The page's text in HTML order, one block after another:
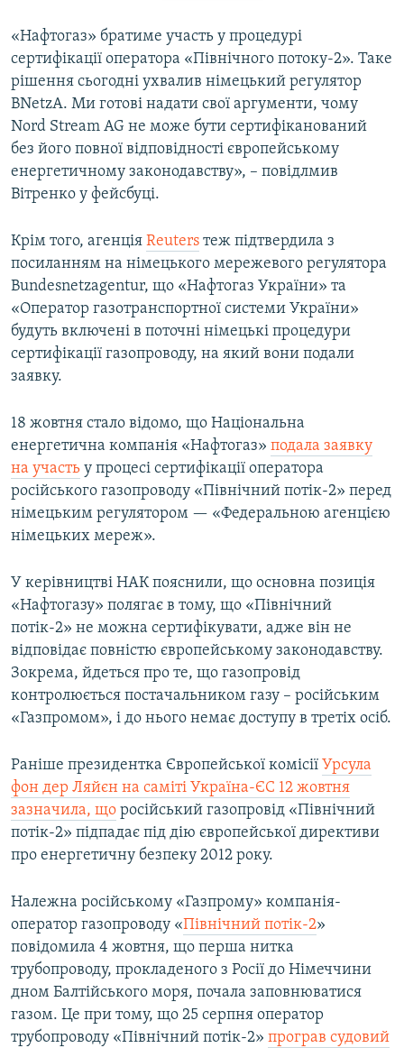
«Нафтогаз» братиме участь у процедурі
сертифікації оператора «Північного потоку-2». Таке
рішення сьогодні ухвалив німецький регулятор
BNetzA. Ми готові надати свої аргументи, чому
Nord Stream AG не може бути сертифіканований
без його повної відповідності європейському
енергетичному законодавству», – повідлмив
Вітренко у фейсбуці.
Крім того, агенція Reuters теж підтвердила з
посиланням на німецького мережевого регулятора
Bundesnetzagentur, що «Нафтогаз України» та
«Оператор газотранспортної системи України»
будуть включені в поточні німецькі процедури
сертифікації газопроводу, на який вони подали
заявку.
18 жовтня стало відомо, що Національна
енергетична компанія «Нафтогаз» подала заявку
на участь у процесі сертифікації оператора
російського газопроводу «Північний потік-2» перед
німецьким регулятором — «Федеральною агенцією
німецьких мереж».
У керівництві НАК пояснили, що основна позиція
«Нафтогазу» полягає в тому, що «Північний
потік-2» не можна сертифікувати, адже він не
відповідає повністю європейському законодавству.
Зокрема, йдеться про те, що газопровід
контролюється постачальником газу – російським
«Газпромом», і до нього немає доступу в третіх осіб.
Раніше президентка Європейської комісії Урсула
фон дер Ляйєн на саміті Україна-ЄС 12 жовтня
зазначила, що російський газопровід «Північний
потік-2» підпадає під дію європейської директиви
про енергетичну безпеку 2012 року.
Належна російському «Газпрому» компанія-
оператор газопроводу «Північний потік-2»
повідомила 4 жовтня, що перша нитка
трубопроводу, прокладеного з Росії до Німеччини
дном Балтійського моря, почала заповнюватися
газом. Це при тому, що 25 серпня оператор
трубопроводу «Північний потік-2» програв судовий